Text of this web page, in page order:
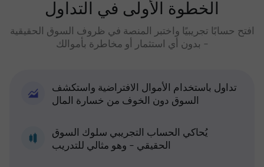
الخطوة الأولى في التداول
افتح حسابًا تجريبيًا واختبر المنصة في ظروف السوق الحقيقية
- بدون أي استثمار أو مخاطرة بأموالك
تداول باستخدام الأموال الافتراضية واستكشف
السوق دون الخوف من خسارة المال
يُحاكي الحساب التجريبي سلوك السوق
الحقيقي - وهو مثالي للتدريب